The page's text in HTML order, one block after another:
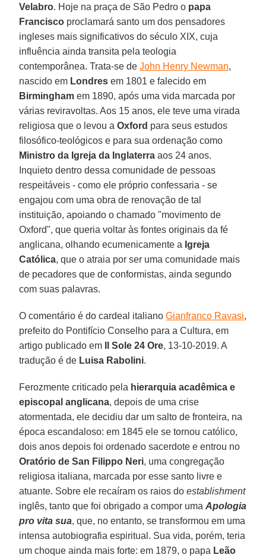
Velabro. Hoje na praça de São Pedro o papa
Francisco proclamará santo um dos pensadores
ingleses mais significativos do século XIX, cuja
influência ainda transita pela teologia
contemporânea. Trata-se deJohn Henry Newman,
nascido em Londres em 1801 e falecido em
Birmingham em 1890, após uma vida marcada por
várias reviravoltas. Aos 15 anos, ele teve uma virada
religiosa que o levou aOxford para seus estudos
filosófico-teológicos e para sua ordenação como
Ministro da Igreja da Inglaterra aos 24 anos.
Inquieto dentro dessa comunidade de pessoas
respeitáveis - como ele próprio confessaria - se
engajou com uma obra de renovação de tal
instituição, apoiando o chamado "movimento de
Oxford", que queria voltar às fontes originais da fé
anglicana, olhando ecumenicamente a Igreja
Católica, que o atraia por ser uma comunidade mais
de pecadores que de conformistas, ainda segundo
com suas palavras.
O comentário é do cardeal italianoGianfranco Ravasi,
prefeito do Pontifício Conselho para a Cultura, em
artigo publicado em
Il Sole 24 Ore, 13-10-2019. A
tradução é de Luisa Rabolini.
Ferozmente criticado pela hierarquia acadêmica e
episcopal anglicana, depois de uma crise
atormentada, ele decidiu dar um salto de fronteira, na
época escandaloso: em 1845 ele se tornou católico,
dois anos depois foi ordenado sacerdote e entrou no
Oratório de San Filippo Neri, uma congregação
religiosa italiana, marcada por esse santo livre e
atuante. Sobre ele recaíram os raios do establishment
inglês, tanto que foi obrigado a compor umaApologia
pro vita sua, que, no entanto, se transformou em uma
intensa autobiografia espiritual. Sua vida, porém, teria
um choque ainda mais forte: em 1879, o papa Leão